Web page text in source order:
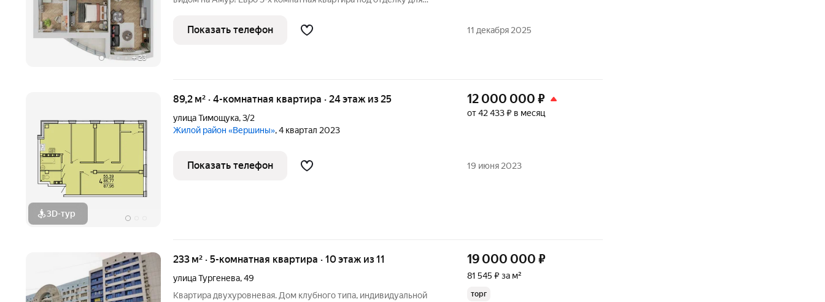
+23
Увеличенного размера окна, выходящие на Амур - Просторное
помещение с
Показать телефон 11 декабря 2025
3D-тур
89,2 м² · 4-комнатная квартира · 24 этаж из 25
улица Тимощука,3/2
Жилой район «Вершины», 4 квартал 2023
12 000 000 ₽
от 42 433 ₽ в месяц
Показать телефон 19 июня 2023
233 м² · 5-комнатная квартира · 10 этаж из 11
улица Тургенева,49
Квартира двухуровневая. Дом клубного типа, индивидуальной
19 000 000 ₽
81 545 ₽ за м²
торг